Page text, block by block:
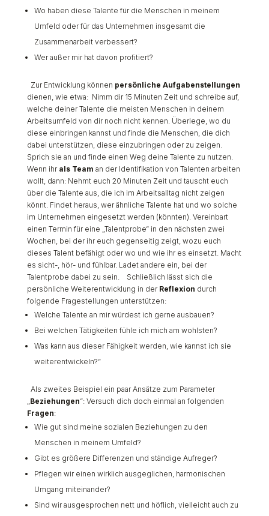
Wo haben diese Talente für die Menschen in meinem
Umfeld oder für das Unternehmen insgesamt die
Zusammenarbeit verbessert?
Wer außer mir hat davon profitiert?
Zur Entwicklung können persönliche Aufgabenstellungen
dienen, wie etwa: Nimm dir 15 Minuten Zeit und schreibe auf,
welche deiner Talente die meisten Menschen in deinem
Arbeitsumfeld von dir noch nicht kennen. Überlege, wo du
diese einbringen kannst und finde die Menschen, die dich
dabei unterstützen, diese einzubringen oder zu zeigen.
Sprich sie an und finde einen Weg deine Talente zu nutzen.
Wenn ihr als Team an der Identifikation von Talenten arbeiten
wollt, dann: Nehmt euch 20 Minuten Zeit und tauscht euch
über die Talente aus, die ich im Arbeitsalltag nicht zeigen
könnt. Findet heraus, wer ähnliche Talente hat und wo solche
im Unternehmen eingesetzt werden (könnten). Vereinbart
einen Termin für eine „Talentprobe“ in den nächsten zwei
Wochen, bei der ihr euch gegenseitig zeigt, wozu euch
dieses Talent befähigt oder wo und wie ihr es einsetzt. Macht
es sicht-, hör- und fühlbar. Ladet andere ein, bei der
Talentprobe dabei zu sein.
Schließlich lässt sich die
persönliche Weiterentwicklung in derReflexion durch
folgende Fragestellungen unterstützen:
Welche Talente an mir würdest ich gerne ausbauen?
Bei welchen Tätigkeiten fühle ich mich am wohlsten?
Was kann aus dieser Fähigkeit werden, wie kannst ich sie
weiterentwickeln?“
Als zweites Beispiel ein paar Ansätze zum Parameter
„Beziehungen“: Versuch dich doch einmal an folgenden
Fragen:
Wie gut sind meine sozialen Beziehungen zu den
Menschen in meinem Umfeld?
Gibt es größere Differenzen und ständige Aufreger?
Pflegen wir einen wirklich ausgeglichen, harmonischen
Umgang miteinander?
Sind wir ausgesprochen nett und höflich, vielleicht auch zu